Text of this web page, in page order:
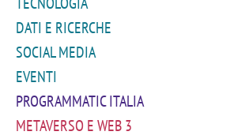
DATI E RICERCHE
SOCIAL MEDIA
EVENTI
PROGRAMMATIC ITALIA
METAVERSO E WEB 3